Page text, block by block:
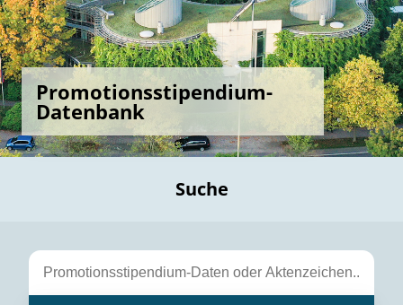
Promotionsstipendium-
Datenbank
Suche